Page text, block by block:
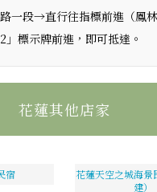
段→直行往指標前進（鳳
標示牌前進，即可抵達。
花蓮其他店家
宿
花蓮天空之城海景
建）